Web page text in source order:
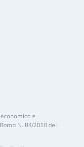
e
N. 84/2018 del